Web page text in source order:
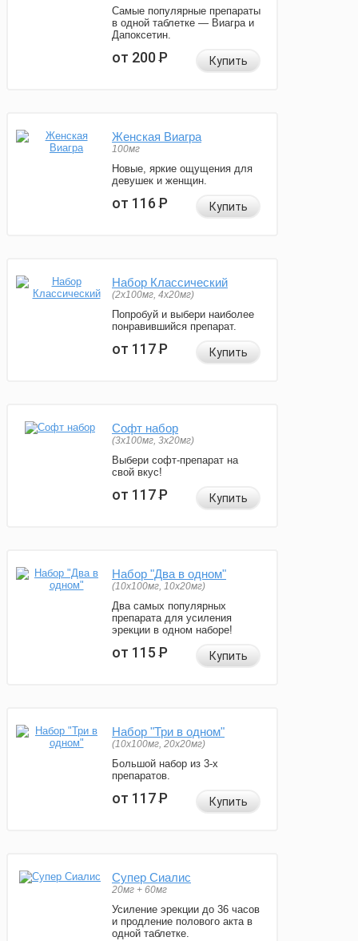
Самые популярные препараты
в одной таблетке — Виагра и
Дапоксетин.
от 200Р Купить
Женская Виагра
100мг
Новые, яркие ощущения для
девушек и женщин.
от 116Р Купить
Набор Классический
(2x100мг, 4x20мг)
Попробуй и выбери наиболее
понравившийся препарат.
от 117Р Купить
Софт набор
(3x100мг, 3x20мг)
Выбери софт-препарат на
свой вкус!
от 117Р Купить
Набор "Два в одном"
(10x100мг, 10x20мг)
Два самых популярных
препарата для усиления
эрекции в одном наборе!
от 115Р Купить
Набор "Три в одном"
(10x100мг, 20x20мг)
Большой набор из 3-х
препаратов.
от 117Р Купить
Супер Сиалис
20мг + 60мг
Усиление эрекции до 36 часов
и продление полового акта в
одной таблетке.